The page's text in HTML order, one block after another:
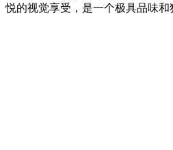
悦的视觉享受，是一个极具品味和